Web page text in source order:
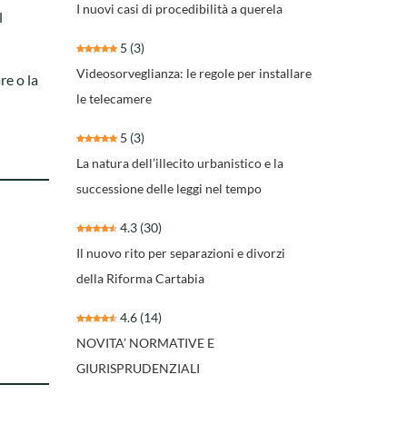
o la
I nuovi casi di procedibilità a querela
5 (3)
Videosorveglianza: le regole per installare
le telecamere
5 (3)
La natura dell’illecito urbanistico e la
successione delle leggi nel tempo
4.3 (30)
Il nuovo rito per separazioni e divorzi
della Riforma Cartabia
4.6 (14)
NOVITA’ NORMATIVE E
GIURISPRUDENZIALI